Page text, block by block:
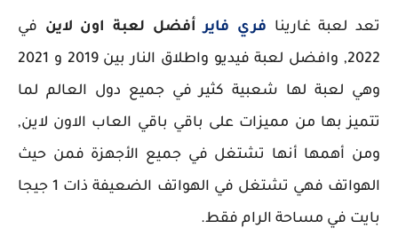
تعد لعبة غارينا فري فايرأفضل لعبة اون لاين في
2022, وافضل لعبة فيديو واطلاق النار بين 2019 و 2021
وهي لعبة لها شعبية كثير في جميع دول العالم لما
تتميز بها من مميزات على باقي باقي العاب الاون لاين,
ومن أهمها أنها تشتغل في جميع الأجهزة فمن حيث
الهواتف فهي تشتغل في الهواتف الضعيفة ذات 1 جيجا
بايت في مساحة الرام فقط.